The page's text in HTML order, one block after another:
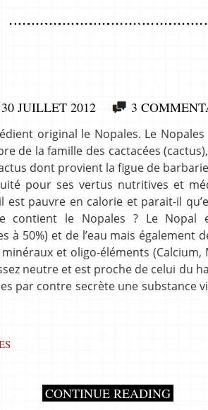
30 JUILLET 2012 3
original le Nopales. Le Nopales
de la famille des cactacées
dont provient la figue de
pour ses vertus nutritives et
pauvre en calorie et parait-il
contient le Nopales ? Le
à 50%) et de l’eau mais également
et oligo-éléments
neutre et est proche de celui du
par contre secrète une substance
CONTINUE READING